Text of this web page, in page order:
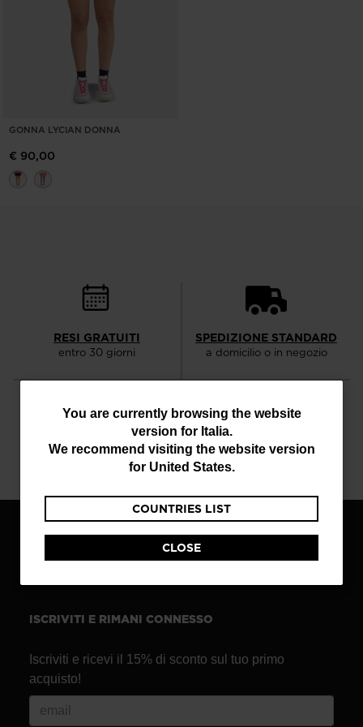
You
are
website
version
for
Italia.
recommend
visiting
the
You are currently browsing the website
version for Italia.
We recommend visiting the website version
for United States.
COUNTRIES LIST
CLOSE
GONNA LYCIAN DONNA
€ 90,00
RESI GRATUITI
entro 30 giorni
SPEDIZIONE STANDARD
a domicilio o in negozio
SERVIZIO CLIENTI
anche su Whatsapp
DOMANDE?
leggi le nostre FAQ
TROVA UN NEGOZIO
ISCRIVITI E RIMANI CONNESSO
Iscriviti e ricevi il 15% di sconto sul tuo primo
acquisto!